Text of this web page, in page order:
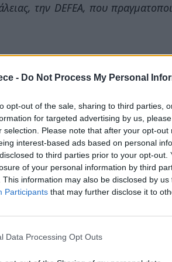
- Do Not Process My Personal
opt-out of the sale, sharing to third parties,
for targeted advertising by us,
selection. Please note that after your opt-
interest-based ads based on personal
to third parties prior to your opt-
of your personal information by third
This information may also be disclosed by
Participants that may further disclose it to
Data Processing Opt Outs
την DEFEA, που
Σύμβουλο της ROTA,
Ροζολή, για την
σημαντικές δυνατότητες της
εκδηλώσεων διεθνούς
μου Υπουργούς,
και διακεκριμένους
δυσκολίες που επιβάλλει η
επαφών, βιομηχανικής